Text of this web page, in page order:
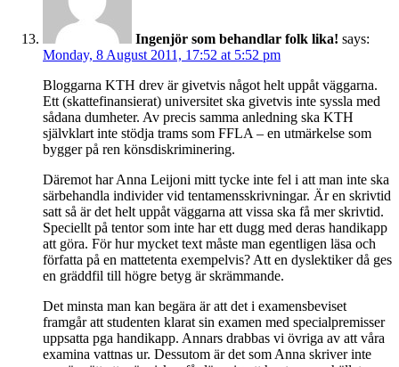
Ingenjör som behandlar folk lika! says:
Monday, 8 August 2011, 17:52 at 5:52 pm
Bloggarna KTH drev är givetvis något helt uppåt väggarna.
Ett (skattefinansierat) universitet ska givetvis inte syssla med
sådana dumheter. Av precis samma anledning ska KTH
självklart inte stödja trams som FFLA – en utmärkelse som
bygger på ren könsdiskriminering.
Däremot har Anna Leijoni mitt tycke inte fel i att man inte ska
särbehandla individer vid tentamensskrivningar. Är en skrivtid
satt så är det helt uppåt väggarna att vissa ska få mer skrivtid.
Speciellt på tentor som inte har ett dugg med deras handikapp
att göra. För hur mycket text måste man egentligen läsa och
författa på en mattetenta exempelvis? Att en dyslektiker då ges
en gräddfil till högre betyg är skrämmande.
Det minsta man kan begära är att det i examensbeviset
framgår att studenten klarat sin examen med specialpremisser
uppsatta pga handikapp. Annars drabbas vi övriga av att våra
examina vattnas ur. Dessutom är det som Anna skriver inte